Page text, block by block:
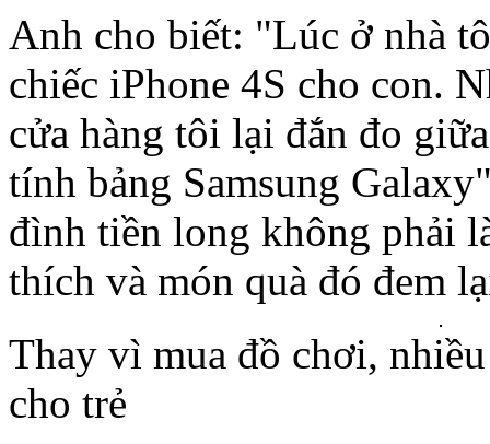
Anh cho biết: "Lúc ở nhà
chiếc iPhone 4S cho con.
cửa hàng tôi lại đắn đo
tính bảng Samsung
đình tiền long không phải
thích và món quà đó đem
Thay vì mua đồ chơi,
cho trẻ